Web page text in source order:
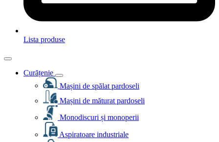
Lista produse
Curățenie
Mașini de spălat pardoseli
Mașini de măturat pardoseli
Monodiscuri și monoperii
Aspiratoare industriale